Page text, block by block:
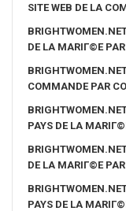
SITE WEB DE LA
DE LA MARIГ©E
COMMANDE PAR
PAYS DE LA
DE LA MARIГ©E
PAYS DE LA